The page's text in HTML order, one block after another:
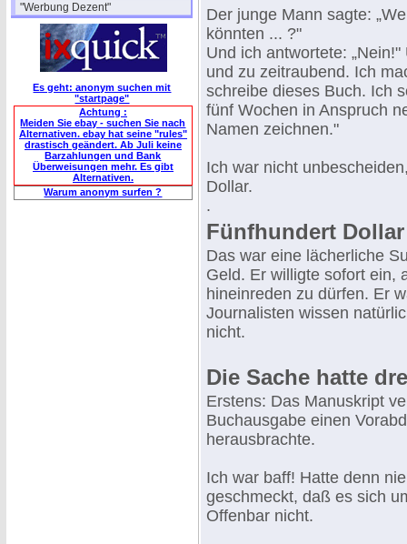
"Werbung Dezent"
Es geht: anonym suchen mit
"startpage"
Achtung :
Meiden Sie ebay - suchen Sie nach
Alternativen. ebay hat seine "rules"
drastisch geändert. Ab Juli keine
Barzahlungen und Bank
Überweisungen mehr. Es gibt
Alternativen.
Warum anonym surfen ?
Der junge Mann sagte:
könnten ... ?"
Und ich antwortete:
und zu zeitraubend. Ich
schreibe dieses Buch. Ich
fünf Wochen in Anspruch
Namen zeichnen."
Ich war nicht
Dollar.
.
Fünfhundert
Das war eine lächerliche
Geld. Er willigte sofort ein,
hineinreden zu dürfen. Er
Journalisten wissen
nicht.
Die Sache hatte
Erstens: Das Manuskript
Buchausgabe einen
herausbrachte.
Ich war baff! Hatte denn
geschmeckt, daß es sich
Offenbar nicht.